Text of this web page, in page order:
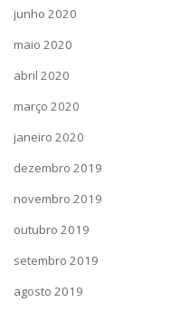
junho 2020
maio 2020
abril 2020
março 2020
janeiro 2020
dezembro 2019
novembro 2019
outubro 2019
setembro 2019
agosto 2019